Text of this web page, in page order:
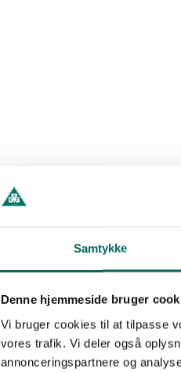
Samtykke
Denne hjemmeside bruger
Vi bruger cookies til at tilpasse
vores trafik. Vi deler også
annonceringspartnere og